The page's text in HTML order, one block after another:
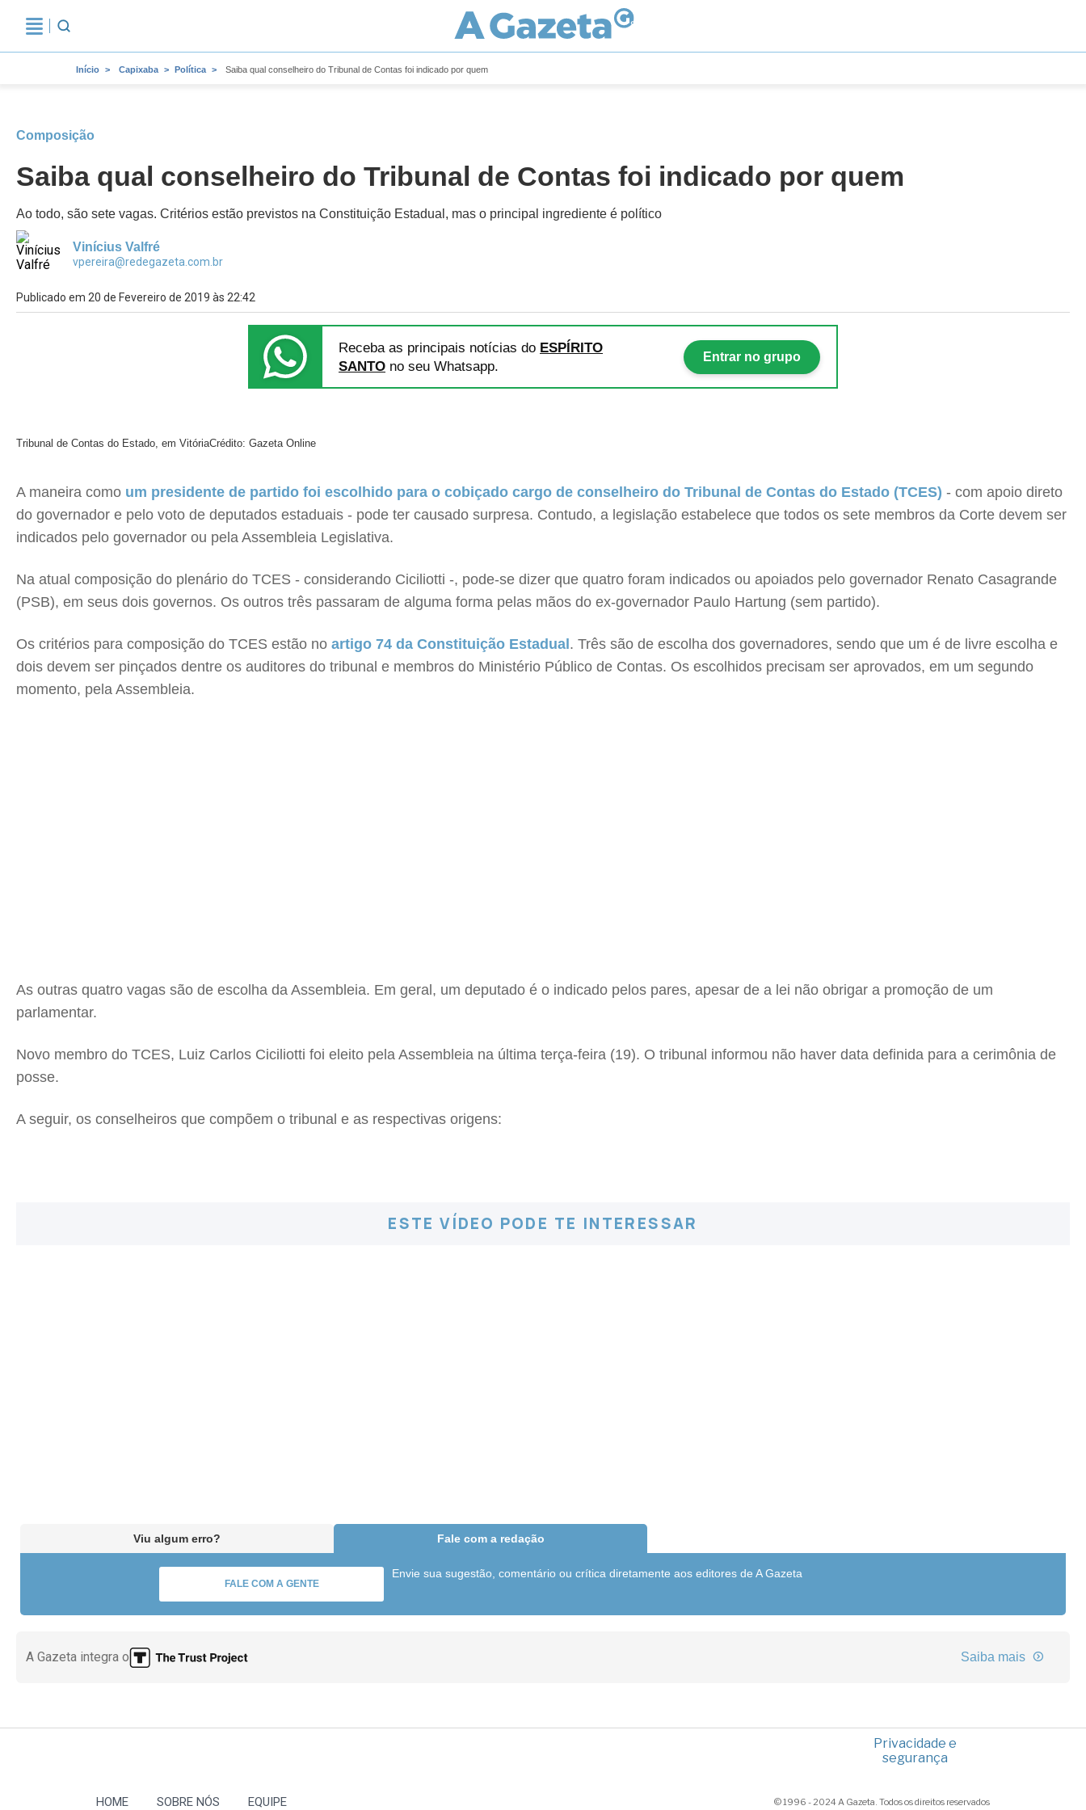
Início Capixaba Política Saiba qual conselheiro do Tribunal de Contas foi indicado por quem
Composição
Saiba qual conselheiro do Tribunal de Contas foi indicado por quem
Ao todo, são sete vagas. Critérios estão previstos na Constituição Estadual, mas o principal ingrediente é político
Vinícius Valfré
vpereira@redegazeta.com.br
Publicado em 20 de Fevereiro de 2019 às 22:42
Receba as principais notícias do ESPÍRITO
SANTO no seu Whatsapp.
Entrar no grupo
Tribunal de Contas do Estado, em VitóriaCrédito: Gazeta Online
A maneira como um presidente de partido foi escolhido para o cobiçado cargo de conselheiro do Tribunal de Contas do Estado (TCES) - com apoio direto
do governador e pelo voto de deputados estaduais - pode ter causado surpresa. Contudo, a legislação estabelece que todos os sete membros da Corte devem ser
indicados pelo governador ou pela Assembleia Legislativa.
Na atual composição do plenário do TCES - considerando Ciciliotti -, pode-se dizer que quatro foram indicados ou apoiados pelo governador Renato Casagrande
(PSB), em seus dois governos. Os outros três passaram de alguma forma pelas mãos do ex-governador Paulo Hartung (sem partido).
Os critérios para composição do TCES estão no artigo 74 da Constituição Estadual . Três são de escolha dos governadores, sendo que um é de livre escolha e
dois devem ser pinçados dentre os auditores do tribunal e membros do Ministério Público de Contas. Os escolhidos precisam ser aprovados, em um segundo
momento, pela Assembleia.
As outras quatro vagas são de escolha da Assembleia. Em geral, um deputado é o indicado pelos pares, apesar de a lei não obrigar a promoção de um
parlamentar.
Novo membro do TCES, Luiz Carlos Ciciliotti foi eleito pela Assembleia na última terça-feira (19). O tribunal informou não haver data definida para a cerimônia de
posse.
A seguir, os conselheiros que compõem o tribunal e as respectivas origens:
ESTE VÍDEO PODE TE INTERESSAR
Viu algum erro? Fale com a redação
FALE COM A GENTE
Envie sua sugestão, comentário ou crítica diretamente aos editores de A Gazeta
A Gazeta integra o Saiba mais
Privacidade e
segurança
HOME SOBRE NÓS EQUIPE © 1996 - 2024 A Gazeta. Todos os direitos reservados